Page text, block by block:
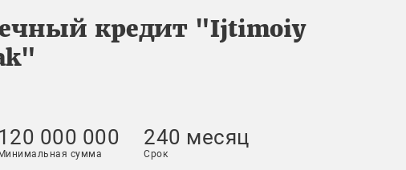
кредит "Ijtimoiy
120 000 000
Минимальная сумма
240 месяц
Срок